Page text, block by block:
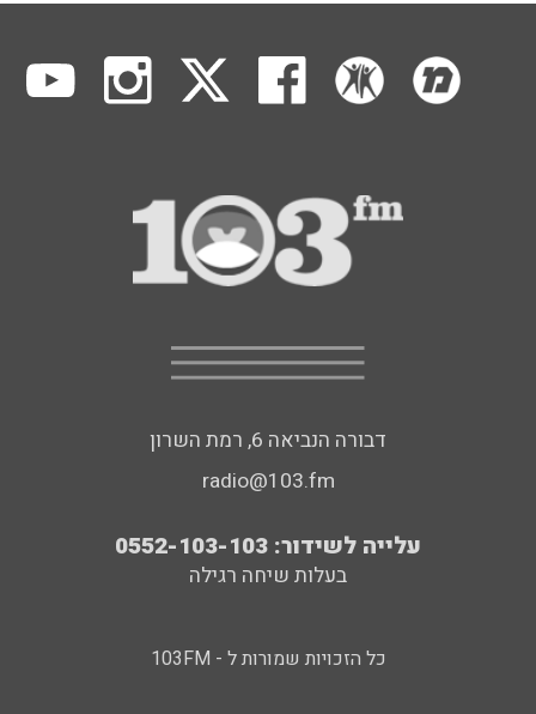
דבורה הנביאה 6, רמת השרון
radio@103.fm
עלייה לשידור: 0552-103-103
בעלות שיחה רגילה
כל הזכויות שמורות ל - 103FM